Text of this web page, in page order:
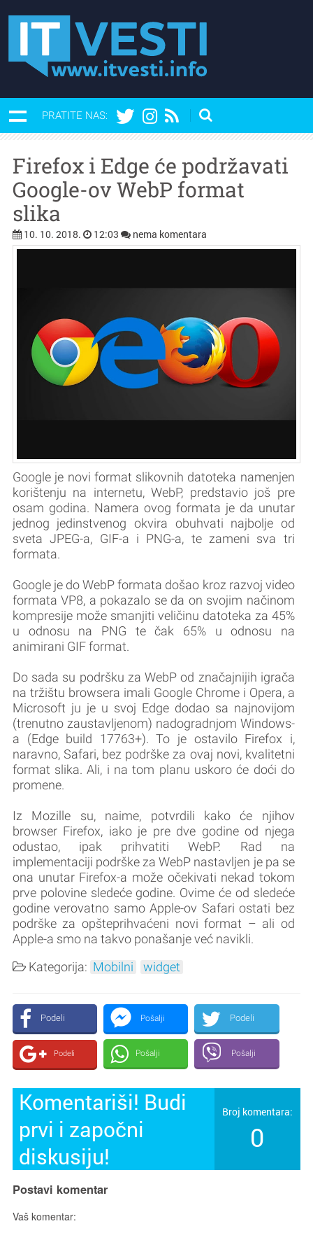
PRATITE NAS:
Firefox i Edge će podržavati
Google-ov WebP format
slika
10. 10. 2018. 12:03 nema komentara
Google je novi format slikovnih datoteka namenjen
korištenju na internetu, WebP, predstavio još pre
osam godina. Namera ovog formata je da unutar
jednog jedinstvenog okvira obuhvati najbolje od
sveta JPEG-a, GIF-a i PNG-a, te zameni sva tri
formata.
Google je do WebP formata došao kroz razvoj video
formata VP8, a pokazalo se da on svojim načinom
kompresije može smanjiti veličinu datoteka za 45%
u odnosu na PNG te čak 65% u odnosu na
animirani GIF format.
Do sada su podršku za WebP od značajnijih igrača
na tržištu browsera imali Google Chrome i Opera, a
Microsoft ju je u svoj Edge dodao sa najnovijom
(trenutno zaustavljenom) nadogradnjom Windows-
a (Edge build 17763+). To je ostavilo Firefox i,
naravno, Safari, bez podrške za ovaj novi, kvalitetni
format slika. Ali, i na tom planu uskoro će doći do
promene.
Iz Mozille su, naime, potvrdili kako će njihov
browser Firefox, iako je pre dve godine od njega
odustao, ipak prihvatiti WebP. Rad na
implementaciji podrške za WebP nastavljen je pa se
ona unutar Firefox-a može očekivati nekad tokom
prve polovine sledeće godine. Ovime će od sledeće
godine verovatno samo Apple-ov Safari ostati bez
podrške za opšteprihvaćeni novi format – ali od
Apple-a smo na takvo ponašanje već navikli.
Kategorija: Mobilni widget
Podeli Pošalji Podeli
Podeli Pošalji Pošalji
Komentariši! Budi
prvi i započni
diskusiju!
Broj komentara:
0
Postavi komentar
Vaš komentar: